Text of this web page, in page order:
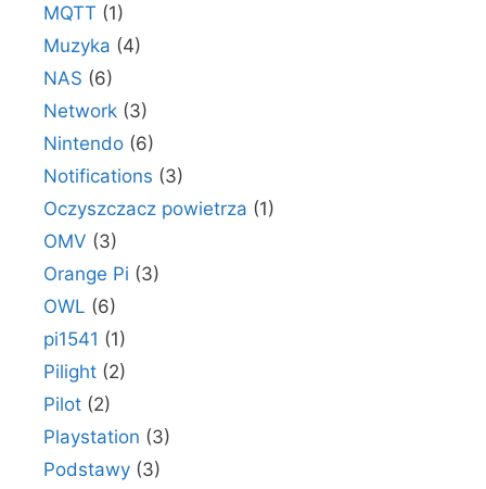
MQTT (1)
Muzyka (4)
NAS (6)
Network (3)
Nintendo (6)
Notifications (3)
Oczyszczacz powietrza (1)
OMV (3)
Orange Pi (3)
OWL (6)
pi1541 (1)
Pilight (2)
Pilot (2)
Playstation (3)
Podstawy (3)